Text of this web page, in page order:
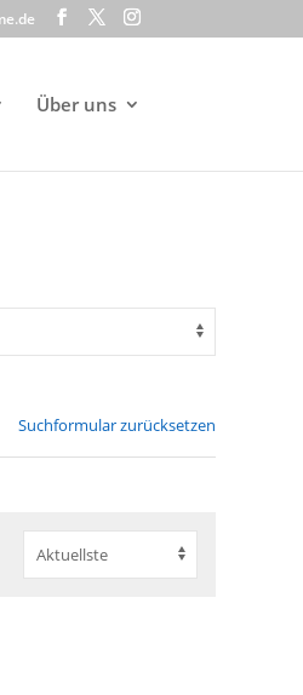
Über uns
Suchformular zurücksetzen